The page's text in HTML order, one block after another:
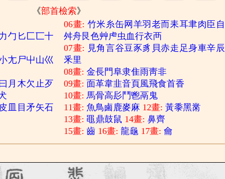
《部首檢索》
勹 匕 匚匸十
尢尸屮山巛
月 木欠止歹
皮 目矛矢石
06畫: 竹米 糸缶网 羊羽老而耒耳聿肉臣 自
舛舟艮色艸虍虫血行衣襾
07畫: 見角言谷豆豕豸 貝赤走 足身車辛辰
釆里
08畫:金長門阜隶隹雨靑非
09畫: 面革韋韭音頁風飛食首香
10畫:馬骨高髟 鬥鬯鬲 鬼
11畫:魚鳥鹵鹿麥麻 12畫:黃黍黑黹
13畫:黽鼎鼓鼠 14畫:鼻齊
15畫:齒 16畫:龍龜 17畫:龠